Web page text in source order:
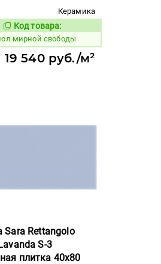
Керамика
Код товара:
Код товара:
мирной свободы
19 540 руб./м²
Sara Rettangolo
S-3
плитка 40x80